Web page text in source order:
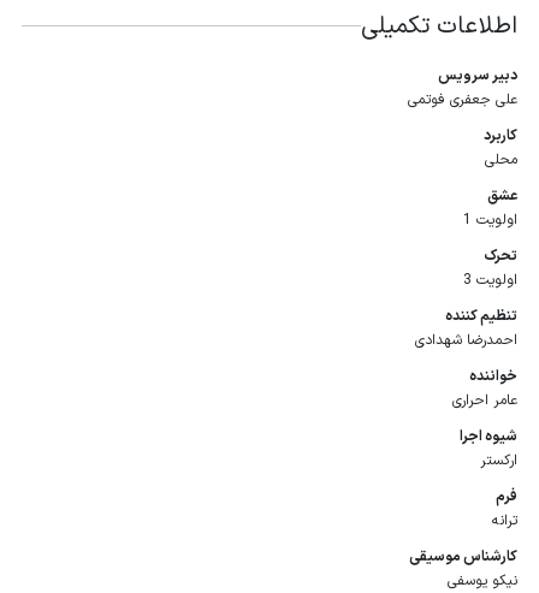
اطلاعات تکمیلی
دبیر سرویس
علی جعفری فوتمی
کاربرد
محلی
عشق
اولویت 1
تحرک
اولویت 3
تنظیم كننده
احمدرضا شهدادی
خواننده
عامر احراری
شیوه اجرا
ارکستر
فرم
ترانه
كارشناس موسیقی
نیکو یوسفی